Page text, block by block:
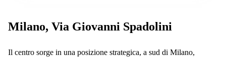
Business
Centers
Milano, Via Giovanni Spadolini
Il centro sorge in una posizione strategica, a sud di Milano,